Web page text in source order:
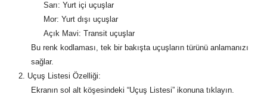
Sarı: Yurt içi uçuşlar
Mor: Yurt dışı uçuşlar
Açık Mavi: Transit uçuşlar
Bu renk kodlaması, tek bir bakışta uçuşların türünü anlamanızı
sağlar.
Uçuş Listesi Özelliği:
Ekranın sol alt köşesindeki “Uçuş Listesi” ikonuna tıklayın.